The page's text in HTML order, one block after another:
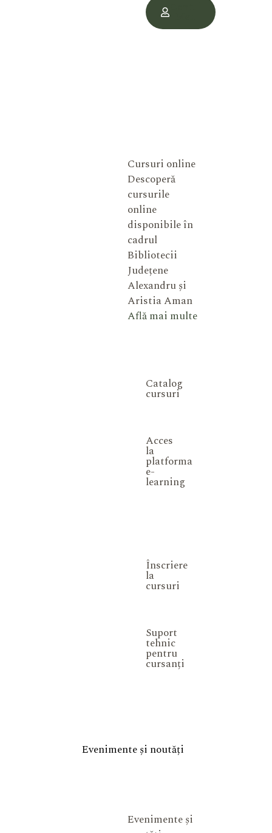
Cursuri online
Descoperă
cursurile
online
disponibile în
cadrul
Bibliotecii
Județene
Alexandru și
Aristia Aman
Află mai multe
Catalog
cursuri
Acces
la
platforma
e-
learning
Înscriere
la
cursuri
Suport
tehnic
pentru
cursanți
Evenimente și noutăți
Evenimente și